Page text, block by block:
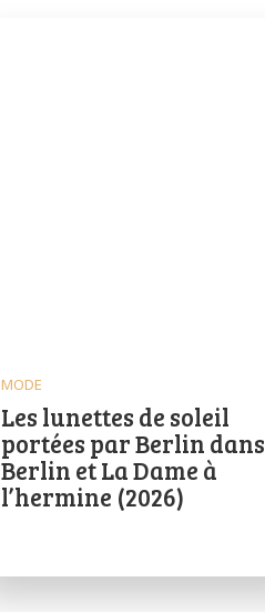
MODE
Les lunettes de soleil
portées par Berlin dans
Berlin et La Dame à
l’hermine (2026)